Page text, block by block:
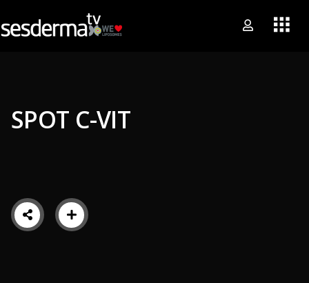
SPOT C-VIT